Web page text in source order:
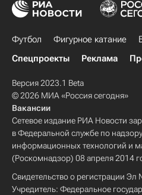
Футбол Фигурное катание
Спецпроекты
Реклама
Версия 2023.1 Beta
© 2026 МИА «Россия сегодня»
Вакансии
Сетевое издание РИА Новости
в Федеральной службе по
информационных технологий и
(Роскомнадзор) 08 апреля 2014
Свидетельство о регистрации
Учредитель: Федеральное